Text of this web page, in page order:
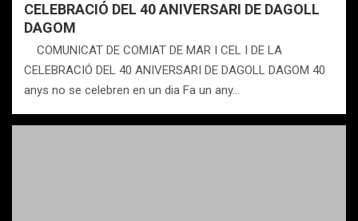
CELEBRACIÓ DEL 40 ANIVERSARI DE DAGOLL
DAGOM
COMUNICAT DE COMIAT DE MAR I CEL I DE LA
CELEBRACIÓ DEL 40 ANIVERSARI DE DAGOLL DAGOM 40
anys no se celebren en un dia Fa un any…